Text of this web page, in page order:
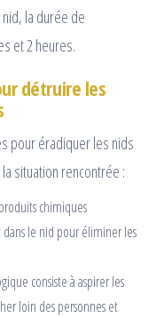
nid, la durée de
et 2 heures.
détruire les
pour éradiquer les nids
situation rencontrée :
chimiques
le nid pour éliminer les
consiste à aspirer les
loin des personnes et